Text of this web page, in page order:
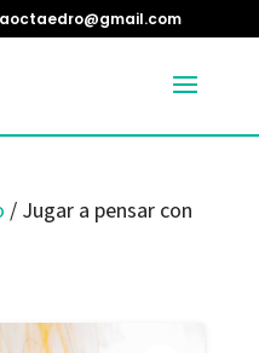
/ Jugar a pensar con